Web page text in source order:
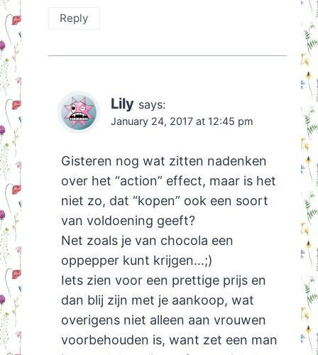
Reply
Lily says:
January 24, 2017 at 12:45 pm
Gisteren nog wat zitten nadenken
over het “action” effect, maar is het
niet zo, dat “kopen” ook een soort
van voldoening geeft?
Net zoals je van chocola een
oppepper kunt krijgen…;)
Iets zien voor een prettige prijs en
dan blij zijn met je aankoop, wat
overigens niet alleen aan vrouwen
voorbehouden is, want zet een man